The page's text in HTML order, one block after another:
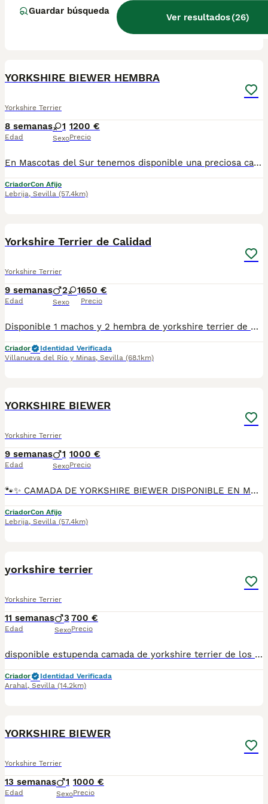
Guardar búsqueda
Ver resultados(26)
YORKSHIRE BIEWER HEMBRA
Yorkshire Terrier
8 semanas
Edad
1
Sexo
1200 €
Precio
En Mascotas del Sur tenemos disponible una preciosa camada de Yorkshire Biewer, cachorritos criados con cariño, atención diaria y en ambiente familiar desde sus primeros días. Contamos con Núcleo Zoológico autorizado, licencia de apertura y código de explotación, trabajando con compromiso, transparencia y cuidado en cada entrega. 📍 Ubicados en Sevilla 📞 611723226 📸 Instagram: @mimascotasdelsur057 Para ver más fotos y vídeos reales de nuestros cachorros. Nuestros Yorkshire Biewer se entregan: ✅ Revisados por veterinario ✅ Con chip ✅ Pasaporte y cartilla sanitaria ✅ Vacunados y desparasitados ✅ Contrato con garantías víricas y congénitas 🚚 Realizamos envíos a toda España. (El precio del envío no está incluido en el precio del cachorro). También ofrecemos: 🏡 Recogida directa en nuestras instalaciones 📱 Videollamada para conocer al cachorro antes de la reserva 🔒 Posibilidad de reserva y pago contrareembolso 💶 El precio indicado en el anuncio es real. 🐶 Cachorros criados con mucho cariño, con una correcta socialización para que lleguen a sus nuevas familias felices y adaptados. Solo atendemos a personas realmente interesadas en ofrecer un buen hogar y todos los cuidados que necesitan. #YorkshireBiewer #BiewerYorkshire #YorkshireBiewerEspaña #CachorrosBiewer #YorkshireEspaña #MascotasDelSur #CachorrosSevilla #PerrosDeCompañia #CachorrosConAmor #CriaderoAutorizado #NucleoZoologico #PerrosFelices #AmorAnimal #CachorrosEspaña
CriadorCon Afijo
Lebrija, Sevilla (57.4km)
Yorkshire Terrier de Calidad
Yorkshire Terrier
9 semanas
Edad
2 1
Sexo
650 €
Precio
Disponible 1 machos y 2 hembra de yorkshire terrier de excelente linea, muy buena calidad, están listos para la entrega, hay disponibilidad de envío, se entregan con su vacuna y cartilla, más información al privado!!
Criador
Identidad Verificada
Villanueva del Río y Minas, Sevilla (68.1km)
YORKSHIRE BIEWER
Yorkshire Terrier
9 semanas
Edad
1
Sexo
1000 €
Precio
🐾✨ CAMADA DE YORKSHIRE BIEWER DISPONIBLE EN MASCOTAS DEL SUR ✨🐾 En Mascotas del Sur tenemos disponible una preciosa camada de Yorkshire Biewer, cachorritos criados con cariño, atención diaria y en ambiente familiar desde sus primeros días. Contamos con Núcleo Zoológico autorizado, licencia de apertura y código de explotación, trabajando con compromiso, transparencia y cuidado en cada entrega. 📍 Ubicados en Sevilla 📞 611723226 📸 Instagram: @mimascotasdelsur057 Para ver más fotos y vídeos reales de nuestros cachorros. Nuestros Yorkshire Biewer se entregan: ✅ Revisados por veterinario ✅ Con chip ✅ Pasaporte y cartilla sanitaria ✅ Vacunados y desparasitados ✅ Contrato con garantías víricas y congénitas 🚚 Realizamos envíos a toda España. (El precio del envío no está incluido en el precio del cachorro). También ofrecemos: 🏡 Recogida directa en nuestras instalaciones 📱 Videollamada para conocer al cachorro antes de la reserva 🔒 Posibilidad de reserva y pago contrareembolso 💶 El precio indicado en el anuncio es real. 🐶 Cachorros criados con mucho cariño, con una correcta socialización para que lleguen a sus nuevas familias felices y adaptados. Solo atendemos a personas realmente interesadas en ofrecer un buen hogar y todos los cuidados que necesitan. #YorkshireBiewer #BiewerYorkshire #YorkshireBiewerEspaña #CachorrosBiewer #YorkshireEspaña #MascotasDelSur #CachorrosSevilla #PerrosDeCompañia #CachorrosConAmor #CriaderoAutorizado #NucleoZoologico #PerrosFelices #AmorAnimal #CachorrosEspaña
CriadorCon Afijo
Lebrija, Sevilla (57.4km)
yorkshire terrier
Yorkshire Terrier
11 semanas
Edad
3
Sexo
700 €
Precio
disponible estupenda camada de yorkshire terrier de los mas pequeños en esta raza de los mas toys que podeis encontrar estan vacunados desprasitado y con la cartilla del veterinario hacemos envio a toda españa con posibilidad de contrarembolso llamanos y te informamos cachorros criado en ambiente familiar todos nuestros cachorros van con contrato
Criador
Identidad Verificada
Arahal, Sevilla (14.2km)
YORKSHIRE BIEWER
Yorkshire Terrier
13 semanas
Edad
1
Sexo
1000 €
Precio